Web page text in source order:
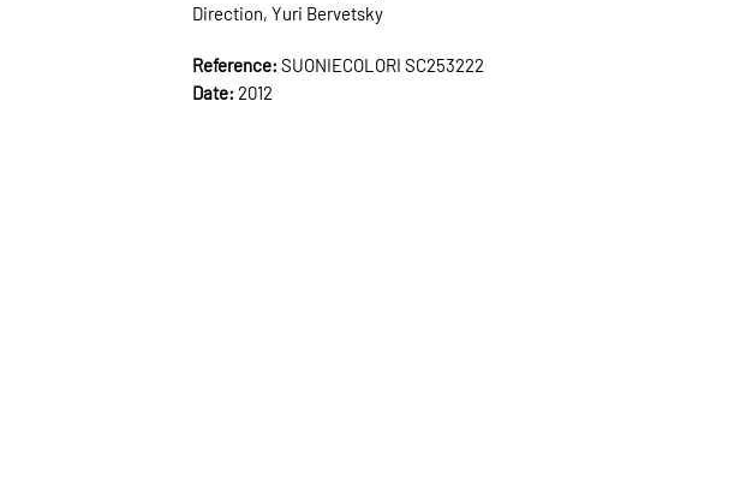
Direction, Yuri Bervetsky
Reference: SUONIECOLORI SC253222
Date: 2012